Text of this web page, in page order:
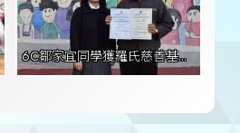
6C鄒家宜同學獲羅氏慈善基金201516學年應用學習獎02